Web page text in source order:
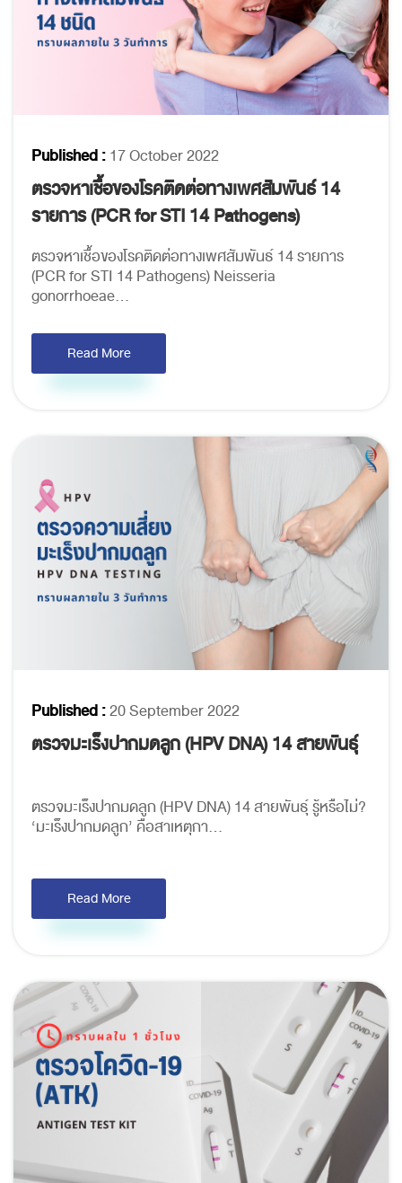
Published :17 October 2022
ตรวจหาเชื้อของโรคติดต่อทางเพศสัมพันธ์ 14
รายการ (PCR for STI 14 Pathogens)
ตรวจหาเชื้อของโรคติดต่อทางเพศสัมพันธ์ 14 รายการ
(PCR for STI 14 Pathogens) Neisseria
gonorrhoeae...
Read More
Published :20 September 2022
ตรวจมะเร็งปากมดลูก (HPV DNA) 14 สายพันธุ์
ตรวจมะเร็งปากมดลูก (HPV DNA) 14 สายพันธุ์ รู้หรือไม่?
‘มะเร็งปากมดลูก’ คือสาเหตุกา...
Read More